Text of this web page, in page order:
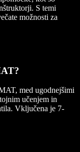
S temi
možnosti za
med ugodnejšimi
učenjem in
Vključena je 7-